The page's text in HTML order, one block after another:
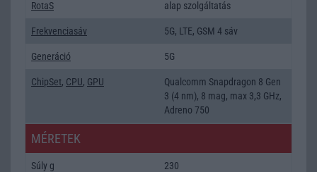
RotaS alap szolgáltatás
Frekvenciasáv 5G, LTE, GSM 4 sáv
Generáció 5G
ChipSet, CPU, GPU
Qualcomm Snapdragon 8 Gen
3 (4 nm), 8 mag, max 3,3 GHz,
Adreno 750
MÉRETEK
Súly g 230